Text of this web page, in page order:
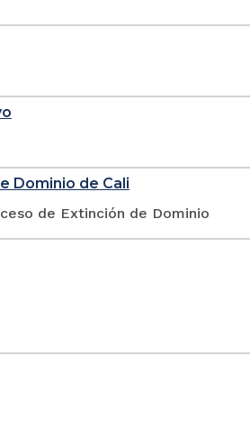
Dominio de Cali
de Extinción de Dominio